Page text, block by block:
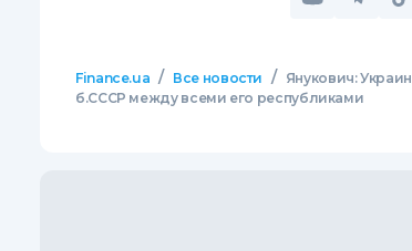
Finance.ua / Все новости /
Янукович:
б.СССР между всеми его республиками